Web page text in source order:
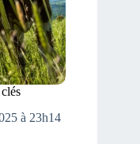
à 23h14